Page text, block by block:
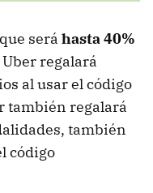
será hasta 40%
Uber regalará
al usar el código
también regalará
también
código